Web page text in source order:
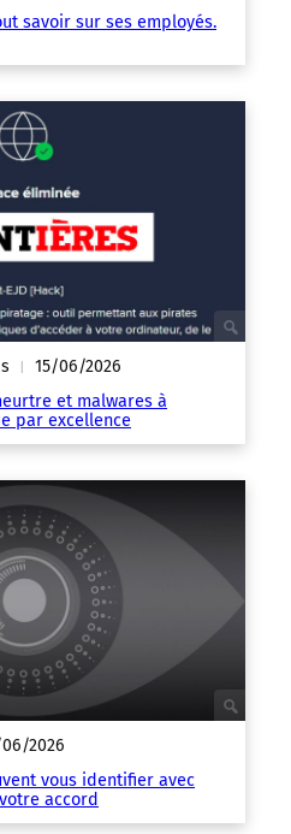
savoir sur ses employés.
| 15/06/2026
et malwares à
par excellence
2026
vous identifier avec
accord